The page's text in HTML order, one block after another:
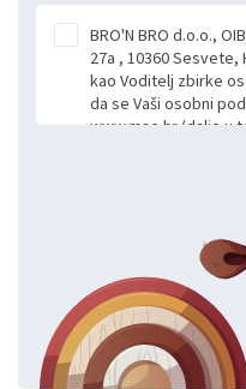
BRO'N BRO d.o.o.,
27a , 10360 Sesvete,
kao Voditelj zbirke
da se Vaši osobni
www.mae.hr (dalje u
obrađeni.
slobodno i izričito
obradu Vaših
putem ovih web
komunikacije na Vaš
Radi se o
Izjavu niste dužni
svoje osobne
formi/obrazaca
BRO'N BRO d.o.o. će
postupati sukladno